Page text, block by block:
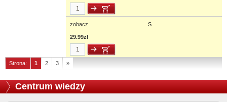
zobacz S
29.99zł
Strona: 1 2 3 »
Centrum wiedzy